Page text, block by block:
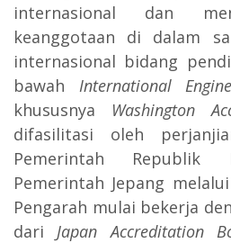
internasional dan
keanggotaan di dalam
internasional bidang
bawah International
khususnya Washington
difasilitasi oleh
Pemerintah Republik
Pemerintah Jepang
Pengarah mulai bekerja
dariJapan Accreditation